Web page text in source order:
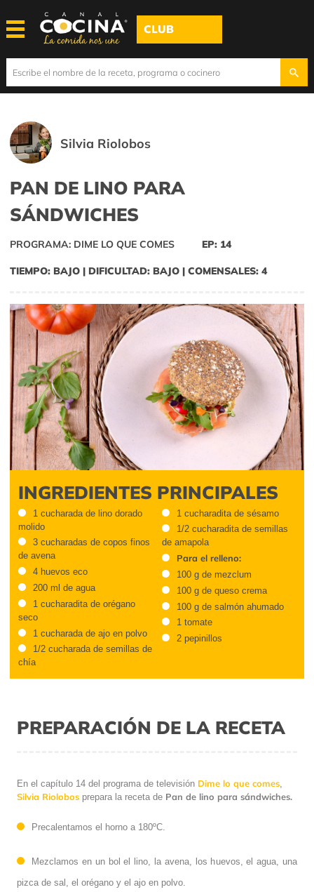
CLUB
Silvia Riolobos
PAN DE LINO PARA
SÁNDWICHES
PROGRAMA: DIME LO QUE COMES EP: 14
TIEMPO: BAJO | DIFICULTAD: BAJO | COMENSALES: 4
INGREDIENTES PRINCIPALES
1 cucharada de lino dorado
molido
3 cucharadas de copos finos
de avena
4 huevos eco
200 ml de agua
1 cucharadita de orégano
seco
1 cucharada de ajo en polvo
1/2 cucharada de semillas de
chía
1 cucharadita de sésamo
1/2 cucharadita de semillas
de amapola
Para el relleno:
100 g de mezclum
100 g de queso crema
100 g de salmón ahumado
1 tomate
2 pepinillos
PREPARACIÓN DE LA RECETA
En el capítulo 14 del programa de televisión Dime lo que comes,
Silvia Riolobos prepara la receta de Pan de lino para sándwiches.
Precalentamos el horno a 180ºC.
Mezclamos en un bol el lino, la avena, los huevos, el agua, una
pizca de sal, el orégano y el ajo en polvo.